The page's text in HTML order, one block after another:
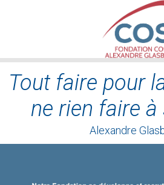
principal
Tout faire pour
ne rien faire à
Alexandre